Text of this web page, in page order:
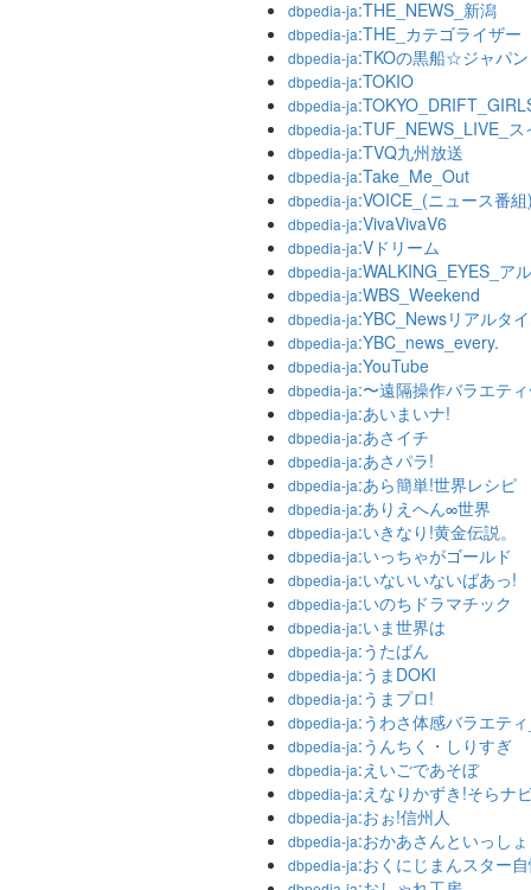
dbpedia-ja:THE_NEWS_新潟
dbpedia-ja:THE_カテゴライザー
dbpedia-ja:TKOの黒船☆ジャパン
dbpedia-ja:TOKIO
dbpedia-ja
dbpedia-ja:TUF_NEWS_LIVE_ス
dbpedia-ja:TVQ九州放送
dbpedia-ja:Take_Me_Out
dbpedia-ja:VOICE_(ニュース番
dbpedia-ja:VivaVivaV6
dbpedia-ja:Vドリーム
dbpedia-ja:WALKING_EYES_ア
dbpedia-ja:WBS_Weekend
dbpedia-ja:YBC_Newsリアルタ
dbpedia-ja:YBC_news_every.
dbpedia-ja:YouTube
dbpedia-ja:〜遠隔操作バラエテ
dbpedia-ja:あいまいナ!
dbpedia-ja:あさイチ
dbpedia-ja:あさパラ!
dbpedia-ja:あら簡単!世界レシピ
dbpedia-ja:ありえへん∞世界
dbpedia-ja:いきなり!黄金伝説。
dbpedia-ja:いっちゃがゴールド
dbpedia-ja:いないいないばあっ!
dbpedia-ja:いのちドラマチック
dbpedia-ja:いま世界は
dbpedia-ja:うたばん
dbpedia-ja:うまDOKI
dbpedia-ja:うまプロ!
dbpedia-ja:うわさ体感バラエテ
dbpedia-ja:うんちく・しりすぎ
dbpedia-ja:えいごであそぼ
dbpedia-ja:えなりかずき!そらナ
dbpedia-ja:おぉ!信州人
dbpedia-ja:おかあさんといっしょ
dbpedia-ja:おくにじまんスター